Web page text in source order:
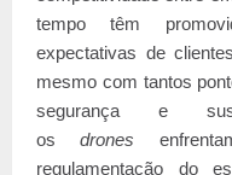
tempo têm
expectativas de
mesmo com tantos
segurança e
osdrones
regulamentação do